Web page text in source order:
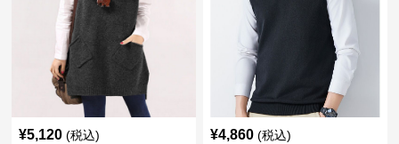
¥5,120 (税込) ¥4,860 (税込)